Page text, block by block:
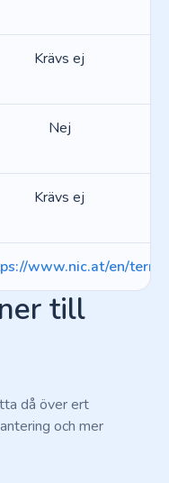
Krävs ej
Nej
Krävs ej
www.nic.at/en/terms
till
då över ert
och mer